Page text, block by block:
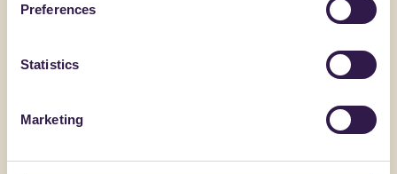
Preferences
Statistics
Marketing
Oli A+